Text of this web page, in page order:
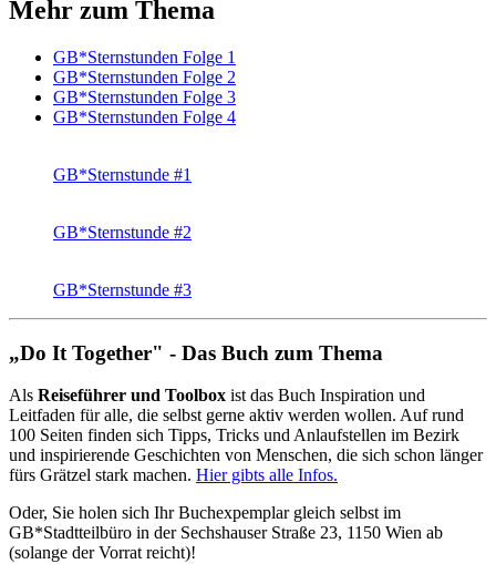
Mehr zum Thema
GB*Sternstunden Folge 1
GB*Sternstunden Folge 2
GB*Sternstunden Folge 3
GB*Sternstunden Folge 4
GB*Stern­stunde #1
GB*Stern­stunde #2
GB*Stern­stunde #3
„Do It Together" - Das Buch zum Thema
Als Reiseführer und Toolbox ist das Buch Inspiration und
Leitfaden für alle, die selbst gerne aktiv werden wollen. Auf rund
100 Seiten finden sich Tipps, Tricks und Anlaufstellen im Bezirk
und inspirierende Geschichten von Menschen, die sich schon länger
fürs Grätzel stark machen. Hier gibts alle Infos.
Oder, Sie holen sich Ihr Buchexpemplar gleich selbst im
GB*Stadtteilbüro in der Sechshauser Straße 23, 1150 Wien ab
(solange der Vorrat reicht)!